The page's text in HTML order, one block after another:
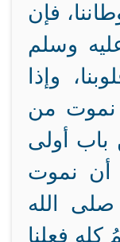
فإن
وسلم
وإذا
نموت من
باب أولى
أن نموت
صلى الله
كله فعلنا